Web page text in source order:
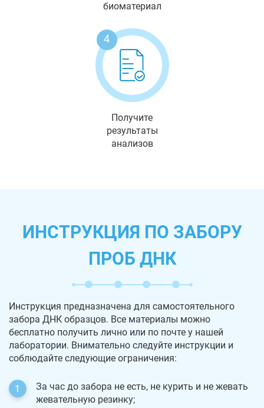
биоматериал
4
Получите
результаты
анализов
ИНСТРУКЦИЯ ПО ЗАБОРУ
ПРОБ ДНК
Инструкция предназначена для самостоятельного
забора ДНК образцов. Все материалы можно
бесплатно получить лично или по почте у нашей
лаборатории. Внимательно следуйте инструкции и
соблюдайте следующие ограничения:
За час до забора не есть, не курить и не жевать
жевательную резинку;